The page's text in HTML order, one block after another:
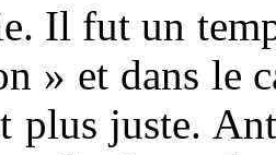
Il fut un
» et dans le
plus juste.